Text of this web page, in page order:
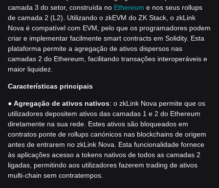
camada 3 do setor, construída no Ethereum e nos seus rollups
de camada 2 (L2). Utilizando o zkEVM do ZK Stack, o zkLink
Nova é compatível com EVM, pelo que os programadores podem
criar e implementar facilmente smart contracts em Solidity. Esta
plataforma permite a agregação de ativos dispersos nas
camadas 2 do Ethereum, facilitando transações interoperáveis e
maior liquidez.
Características principais
● Agregação de ativos nativos: o zkLink Nova permite que os
utilizadores depositem ativos das camadas 1 e 2 do Ethereum
diretamente na sua rede. Estes ativos são bloqueados em
contratos ponte de rollups canónicos nas blockchains de origem
antes de entrarem no zkLink Nova. Esta funcionalidade fornece
às aplicações acesso a tokens nativos de todos as camadas 2
ligadas, permitindo aos utilizadores fazerem trading de ativos
multi-chain sem contratempos.